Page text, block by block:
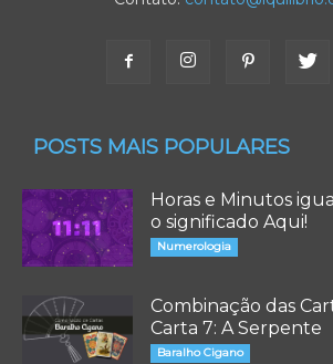
POSTS MAIS POPULARES
Horas e Minutos
o significado Aqui!
Numerologia
Combinação das
Carta 7: A Serpente
Baralho Cigano